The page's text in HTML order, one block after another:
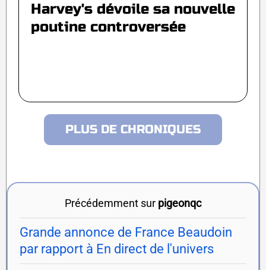
Harvey's dévoile sa nouvelle
poutine controversée
PLUS DE CHRONIQUES
Précédemment sur pigeonqc
Grande annonce de France Beaudoin
par rapport à En direct de l'univers